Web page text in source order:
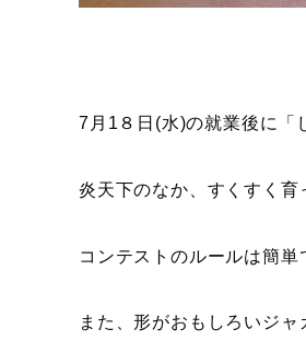
7月1８日(水)の就業後に「
炎天下のなか、すくすく育
コンテストのルールは簡
また、形がおもしろいジ